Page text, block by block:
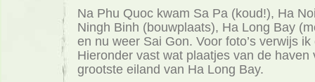
Na Phu Quoc kwam Sa Pa (koud!), Ha
Ningh Binh (bouwplaats), Ha Long Bay
en nu weer Sai Gon. Voor foto’s verwijs
Hieronder vast wat plaatjes van de haven
grootste eiland van Ha Long Bay.